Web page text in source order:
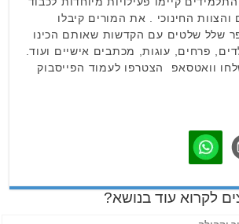
החינוכי . את המורים קיבלו
שלל שלטים עם הקדשות שאותם הכינו
פרחים, עוגות, מכתבים אישיים ועוד.
וואטסאפ הצטרפו לעמוד הפייסבוק
לקרוא עוד בנושא?